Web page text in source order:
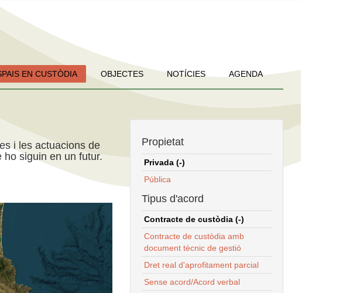
EN CUSTÒDIA OBJECTES NOTÍCIES AGENDA
i les actuacions de
siguin en un futur.
Propietat
Privada (-)
Pública
Tipus d'acord
Contracte de custòdia (-)
Contracte de custòdia amb
document tècnic de gestió
Dret real d'aprofitament parcial
Sense acord/Acord verbal